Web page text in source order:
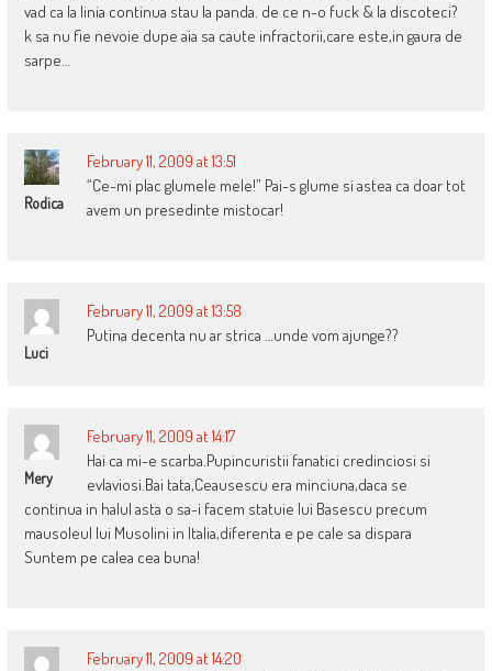
vad ca la linia continua stau la panda. de ce n-o fuck & la discoteci?
k sa nu fie nevoie dupe aia sa caute infractorii,care este,in gaura de
sarpe…
Rodica
February 11, 2009 at 13:51
“Ce-mi plac glumele mele!” Pai-s glume si astea ca doar tot
avem un presedinte mistocar!
Luci
February 11, 2009 at 13:58
Putina decenta nu ar strica …unde vom ajunge??
Mery
February 11, 2009 at 14:17
Hai ca mi-e scarba.Pupincuristii fanatici credinciosi si
evlaviosi.Bai tata,Ceausescu era minciuna,daca se
continua in halul asta o sa-i facem statuie lui Basescu precum
mausoleul lui Musolini in Italia,diferenta e pe cale sa dispara
Suntem pe calea cea buna!
February 11, 2009 at 14:20